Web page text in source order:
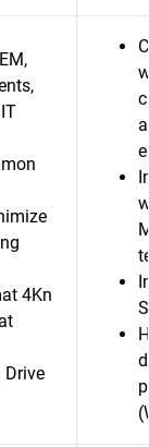
4Kn
Drive